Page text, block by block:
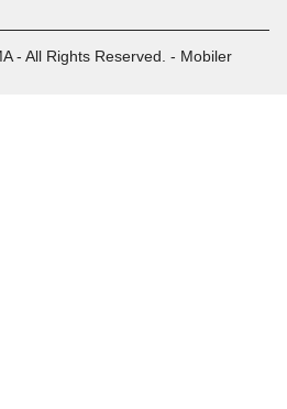
- All Rights Reserved. - Mobiler